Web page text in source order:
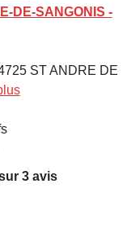
DE-SANGONIS -
ST ANDRE DE
3 avis